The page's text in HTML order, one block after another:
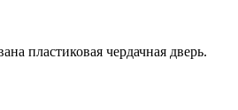
пластиковая чердачная дверь.